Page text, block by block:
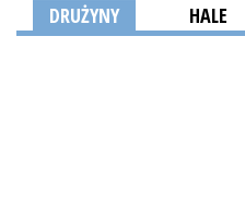
DRUŻYNY HALE